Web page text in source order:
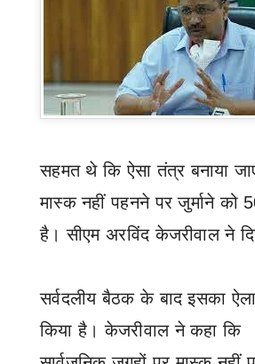
सहमत थे कि ऐसा तंत्र बनाया
मास्क नहीं पहनने पर जुर्माने
है। सीएम अरविंद केजरीवाल ने
सर्वदलीय बैठक के बाद इसका
किया है। केजरीवाल ने कहा कि